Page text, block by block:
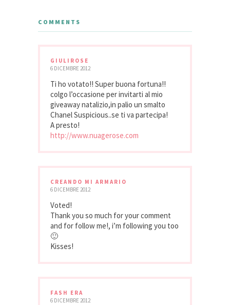
COMMENTS
GIULIROSE
6 DICEMBRE 2012
Ti ho votato!! Super buona fortuna!!
colgo l’occasione per invitarti al mio
giveaway natalizio,in palio un smalto
Chanel Suspicious..se ti va partecipa!
A presto!
http://www.nuagerose.com
CREANDO MI ARMARIO
6 DICEMBRE 2012
Voted!
Thank you so much for your comment
and for follow me!, i’m following you too
🙂
Kisses!
FASH ERA
6 DICEMBRE 2012